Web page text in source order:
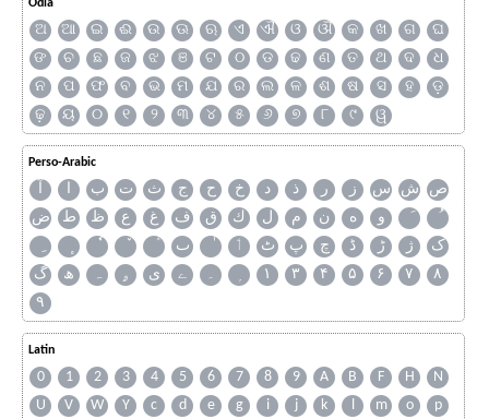
Odia
ଅ ଆ ଇ ଈ ଉ ଊ ଋ ଏ ଐ ଓ ଔ କ ଖ ଗ
ଘ
ଙ
ଚ ଛ ଜ ଝ ଞ ଟ ଠ ଡ ଢ ଣ ତ ଥ ଦ
ଧ
ନ
ପ ଫ ବ ଭ ମ ଯ ର ଲ ଳ ଶ ଷ ସ ହ
ଡ଼
ଢ଼
ୟ ୦ ୧ ୨ ୩ ୪ ୫ ୬ ୭ ୮ ୯ ୱ
Perso-Arabic
آ ا ب ت ث ج ح خ د ذ ر ز س ش ص
ض
ط ظ ع غ ف ق ك ل م ن ه
و
ٮ
ٲ ٹ پ چ ڈ ڑ ژ
ک
گ
ھ ہ ۄ ی ے ۔ ۱ ۳ ۴ ۵ ۶ ۷
۸
۹
Latin
0 1 2 3 4 5 6 7 8 9 A B F H
N
U
V W Y c d e g i j k l m o
p